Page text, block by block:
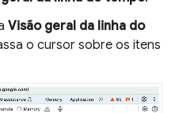
Visão geral da linha do
o cursor sobre os itens